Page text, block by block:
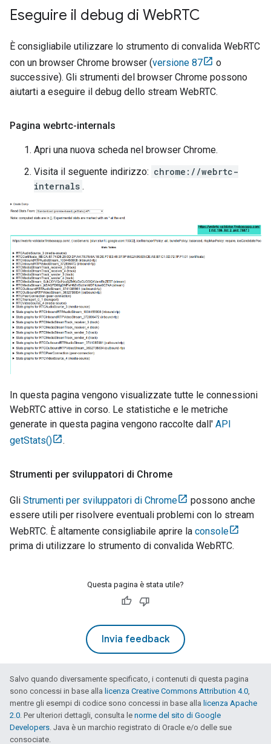
Eseguire il debug di WebRTC
È consigliabile utilizzare lo strumento di convalida WebRTC
con un browser Chrome browser (versione 87
o
successive). Gli strumenti del browser Chrome possono
aiutarti a eseguire il debug dello stream WebRTC.
Pagina webrtc-internals
Apri una nuova scheda nel browser Chrome.
Visita il seguente indirizzo: chrome://webrtc-
internals .
In questa pagina vengono visualizzate tutte le connessioni
WebRTC attive in corso. Le statistiche e le metriche
generate in questa pagina vengono raccolte dall' API
getStats()
.
Strumenti per sviluppatori di Chrome
Gli Strumenti per sviluppatori di Chrome
possono anche
essere utili per risolvere eventuali problemi con lo stream
WebRTC. È altamente consigliabile aprire la console
prima di utilizzare lo strumento di convalida WebRTC.
Questa pagina è stata utile?
Invia feedback
Salvo quando diversamente specificato, i contenuti di questa pagina
sono concessi in base alla licenza Creative Commons Attribution 4.0,
mentre gli esempi di codice sono concessi in base alla licenza Apache
2.0. Per ulteriori dettagli, consulta le norme del sito di Google
Developers. Java è un marchio registrato di Oracle e/o delle sue
consociate.